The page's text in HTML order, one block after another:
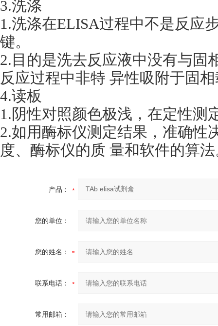
3.洗涤
1.洗涤在ELISA过程中不是反应
键。
2.目的是洗去反应液中没有与固
反应过程中非特 异性吸附于固
4.读板
1.阴性对照颜色极浅，在定性测
2.如用酶标仪测定结果，准确性
度、酶标仪的质 量和软件的算
产品：
您的单位：
您的姓名：
联系电话：
常用邮箱：